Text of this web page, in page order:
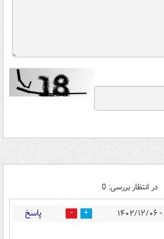
در انتظار بررسی: 0
0 پاسخ